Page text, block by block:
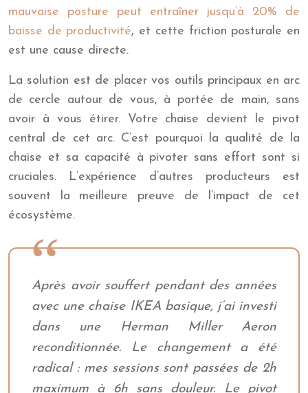
mauvaise posture peut entraîner jusqu’à 20% de
baisse de productivité, et cette friction posturale en
est une cause directe.
La solution est de placer vos outils principaux en arc
de cercle autour de vous, à portée de main, sans
avoir à vous étirer. Votre chaise devient le pivot
central de cet arc. C’est pourquoi la qualité de la
chaise et sa capacité à pivoter sans effort sont si
cruciales. L’expérience d’autres producteurs est
souvent la meilleure preuve de l’impact de cet
écosystème.
Après avoir souffert pendant des années
avec une chaise IKEA basique, j’ai investi
dans une Herman Miller Aeron
reconditionnée. Le changement a été
radical : mes sessions sont passées de 2h
maximum à 6h sans douleur. Le pivot